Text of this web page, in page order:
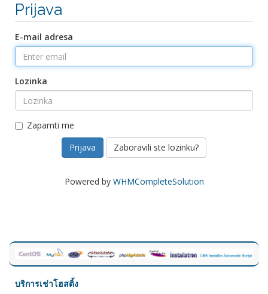
Prijava
E-mail adresa
Lozinka
Zapamti me
Zaboravili ste lozinku?
Powered by WHMCompleteSolution
บริการเช่าโฮสติ้ง